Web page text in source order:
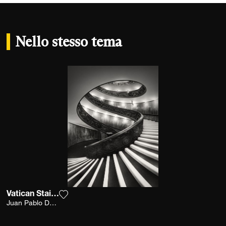
Nello stesso tema
Vatican Stairs 2
Juan Pablo De Miguel